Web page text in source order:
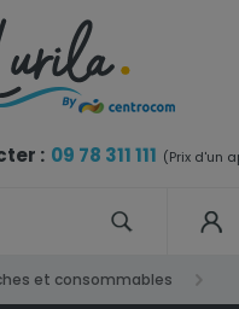
: 09 78 311 111 (Prix d'un
et consommables